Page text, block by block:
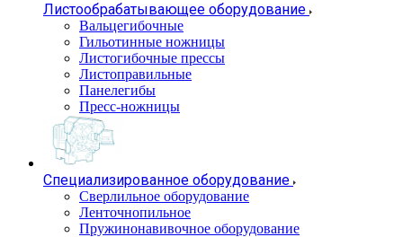
Листообрабатывающее оборудование
Вальцегибочные
Гильотинные ножницы
Листогибочные прессы
Листоправильные
Панелегибы
Пресс-ножницы
Специализированное оборудование
Сверлильное оборудование
Ленточнопильное
Пружинонавивочное оборудование